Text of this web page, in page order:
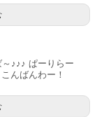
♪♪♪ ぱーりらー
んばんわー！